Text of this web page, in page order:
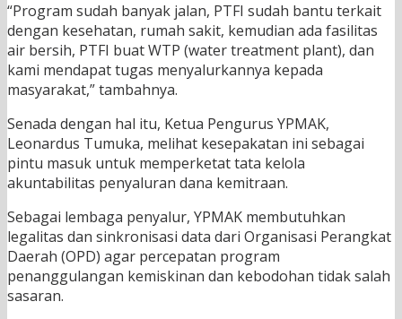
“Program sudah banyak jalan, PTFI sudah bantu terkait
dengan kesehatan, rumah sakit, kemudian ada fasilitas
air bersih, PTFI buat WTP (water treatment plant), dan
kami mendapat tugas menyalurkannya kepada
masyarakat,” tambahnya.
Senada dengan hal itu, Ketua Pengurus YPMAK,
Leonardus Tumuka, melihat kesepakatan ini sebagai
pintu masuk untuk memperketat tata kelola
akuntabilitas penyaluran dana kemitraan.
Sebagai lembaga penyalur, YPMAK membutuhkan
legalitas dan sinkronisasi data dari Organisasi Perangkat
Daerah (OPD) agar percepatan program
penanggulangan kemiskinan dan kebodohan tidak salah
sasaran.